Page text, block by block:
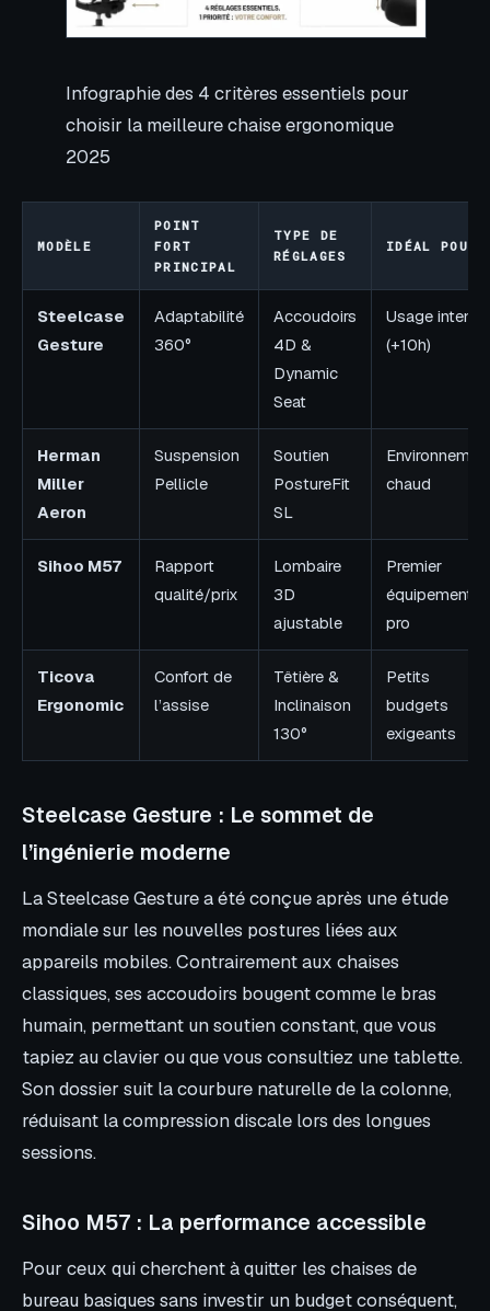
Infographie des 4 critères essentiels pour
choisir la meilleure chaise ergonomique
2025
MODÈLE
POINT
FORT
PRINCIPAL
TYPE DE
RÉGLAGES
IDÉAL POUR
Steelcase
Gesture
Adaptabilité
360°
Accoudoirs
4D &
Dynamic
Seat
Usage intensif
(+10h)
Herman
Miller
Aeron
Suspension
Pellicle
Soutien
PostureFit
SL
chaud
Sihoo M57
Rapport
qualité/prix
Lombaire
3D
ajustable
Premier
équipement
pro
Ticova
Ergonomic
Confort de
l’assise
Têtière &
Inclinaison
130°
Petits
budgets
exigeants
Steelcase Gesture : Le sommet de
l’ingénierie moderne
La Steelcase Gesture a été conçue après une étude
mondiale sur les nouvelles postures liées aux
appareils mobiles. Contrairement aux chaises
classiques, ses accoudoirs bougent comme le bras
humain, permettant un soutien constant, que vous
tapiez au clavier ou que vous consultiez une tablette.
Son dossier suit la courbure naturelle de la colonne,
réduisant la compression discale lors des longues
sessions.
Sihoo M57 : La performance accessible
Pour ceux qui cherchent à quitter les chaises de
bureau basiques sans investir un budget conséquent,